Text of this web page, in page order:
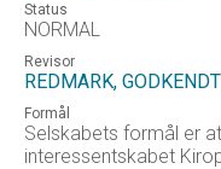
Status
NORMAL
Revisor
REDMARK,
Formål
Selskabets formål er
interessentskabet